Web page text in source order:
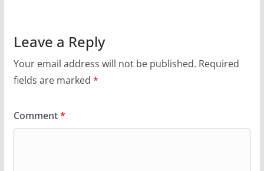
Leave a Reply
Your email address will not be published. Required
fields are marked *
Comment*